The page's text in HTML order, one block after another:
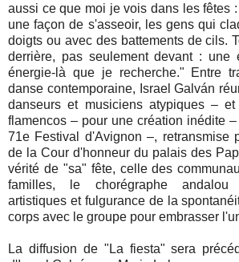
aussi ce que moi je vois dans les fêtes
une façon de s'asseoir, les gens qui
doigts ou avec des battements de cils.
derrière, pas seulement devant : une
énergie-là que je recherche." Entre
danse contemporaine, Israel Galván
danseurs et musiciens atypiques –
flamencos – pour une création inédite
71e Festival d'Avignon –, retransmise
de la Cour d'honneur du palais des
vérité de "sa" fête, celle des
familles, le chorégraphe andalou
artistiques et fulgurance de la
corps avec le groupe pour embrasser
La diffusion de "La fiesta" sera